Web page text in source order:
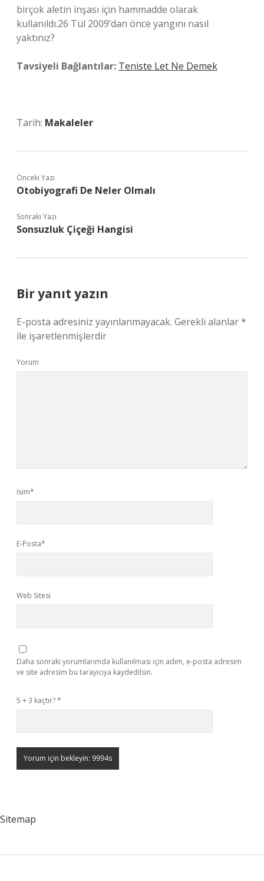
birçok aletin inşası için hammadde olarak
kullanıldı.26 Tül 2009’dan önce yangını nasıl
yaktınız?
Tavsiyeli Bağlantılar: Teniste Let Ne Demek
Tarih: Makaleler
Önceki Yazı
Otobiyografi De Neler Olmalı
Sonraki Yazı
Sonsuzluk Çiçeği Hangisi
Bir yanıt yazın
E-posta adresiniz yayınlanmayacak. Gerekli alanlar*
ile işaretlenmişlerdir
Yorum
İsim*
E-Posta*
Web Sitesi
Daha sonraki yorumlarımda kullanılması için adım, e-posta adresim
ve site adresim bu tarayıcıya kaydedilsin.
5 + 3 kaçtır?*
Sitemap